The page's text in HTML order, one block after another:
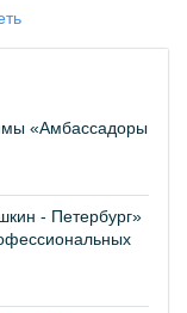
«Амбассадоры
- Петербург»